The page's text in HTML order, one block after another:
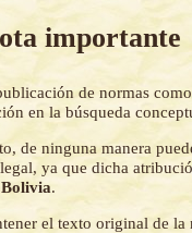
importante
de normas
en la búsqueda
de ninguna manera
ya que dicha
.
el texto original de la